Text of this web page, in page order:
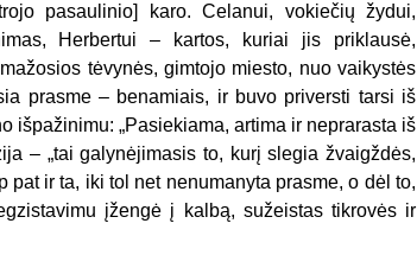
pasaulinio] karo. Celanui, vokiečių žydui,
Herbertui – kartos, kuriai jis priklausė,
tėvynės, gimtojo miesto, nuo vaikystės
prasme – benamiais, ir buvo priversti tarsi iš
išpažinimu: „Pasiekiama, artima ir neprarasta iš
– „tai galynėjimasis to, kurį slegia žvaigždės,
ir ta, iki tol net nenumanyta prasme, o dėl to,
įžengė į kalbą, sužeistas tikrovės ir